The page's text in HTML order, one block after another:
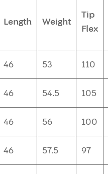
Length Weight
Tip
Flex
46 53 110
46 54.5 105
46 56 100
46 57.5 97